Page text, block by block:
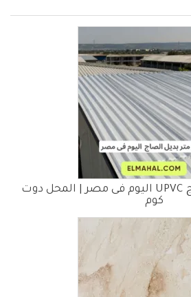
سعر متر بديل الصاج UPVC اليوم فى مصر | المحل دوت
كوم